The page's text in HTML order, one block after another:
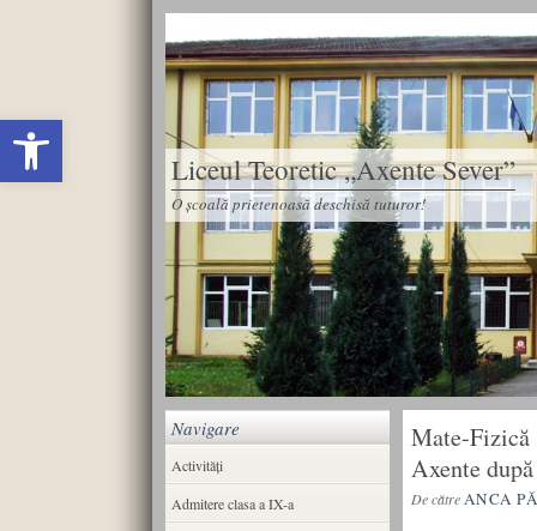
Deschide bara de unelte
Liceul Teoretic „Axente Sever”
O școală prietenoasă deschisă tuturor!
Mate-Fizică
Axente
De cătreANCA
Navigare
Activități
Admitere clasa a IX-a